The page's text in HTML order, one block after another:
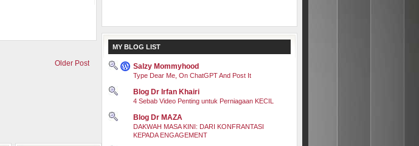
Older Post
MY BLOG LIST
Salzy Mommyhood
Type Dear Me, On ChatGPT And Post It
Blog Dr Irfan Khairi
4 Sebab Video Penting untuk Perniagaan KECIL
Blog Dr MAZA
DAKWAH MASA KINI: DARI KONFRANTASI
KEPADA ENGAGEMENT